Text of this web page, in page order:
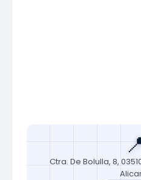
Ctra. De Bolulla, 8,